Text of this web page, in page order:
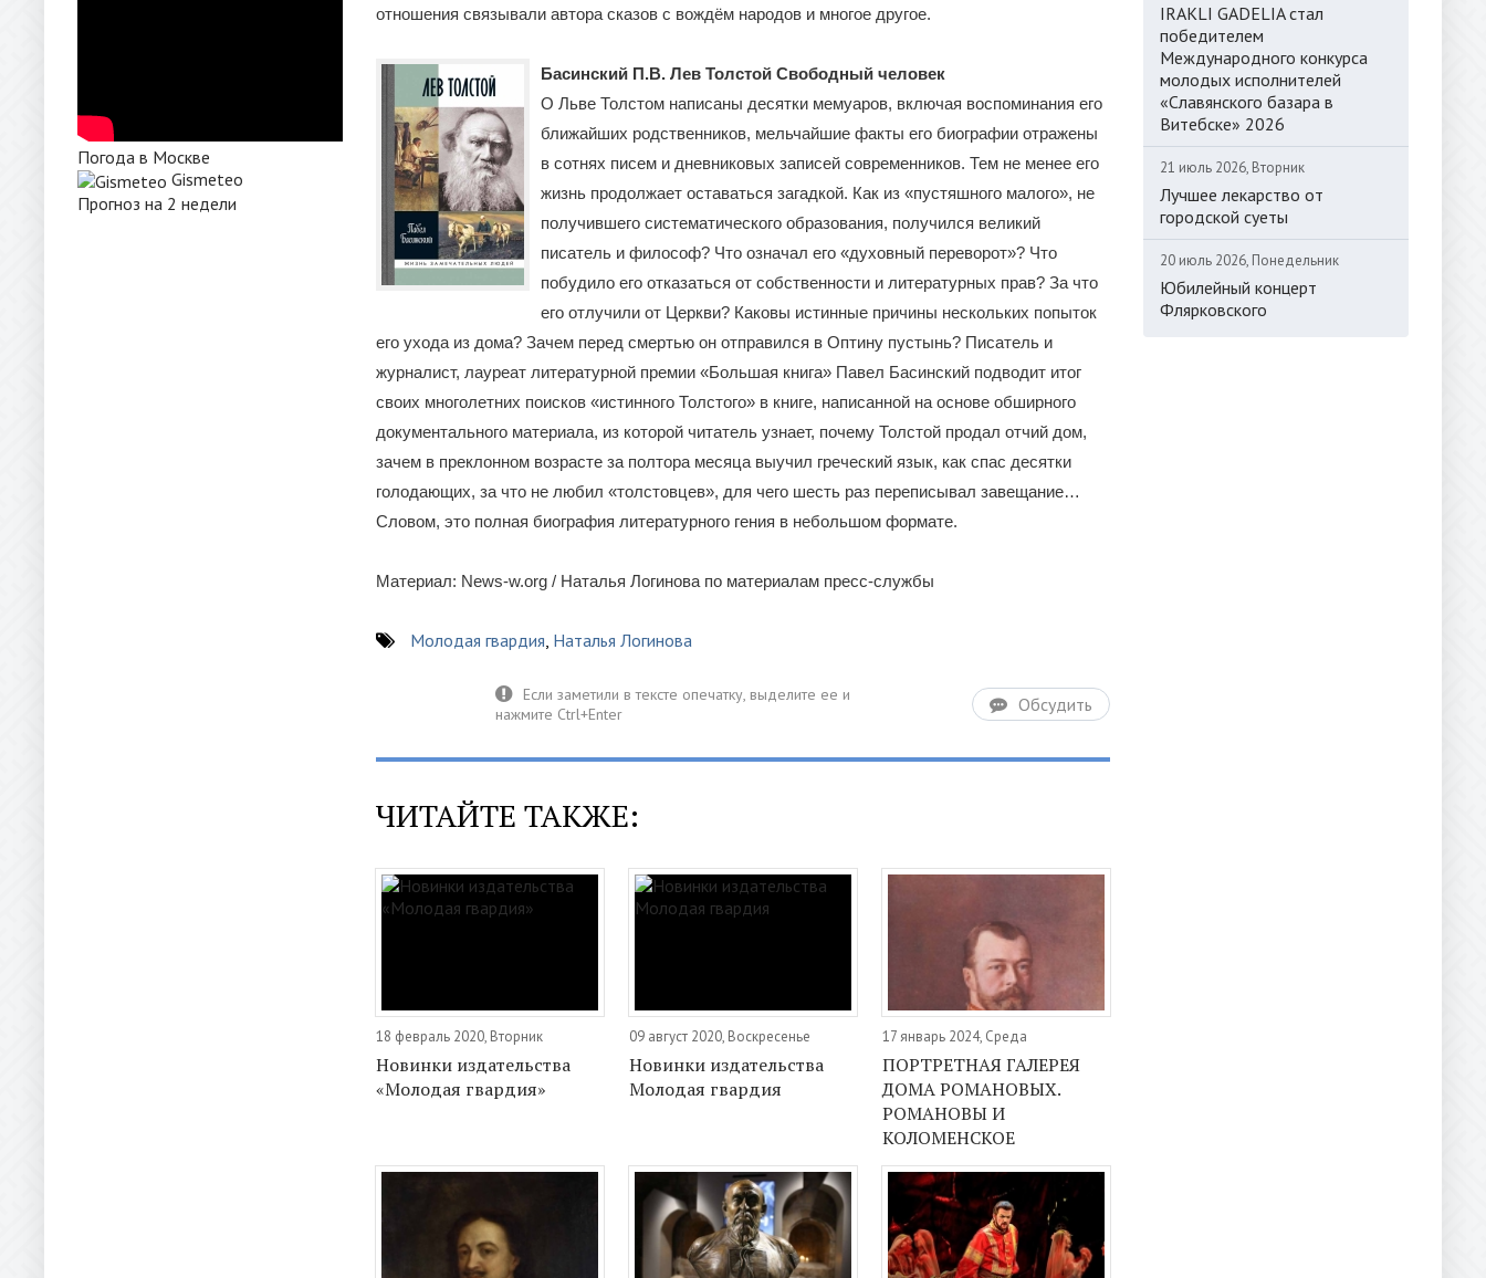
Погода в Москве
Gismeteo
Прогноз на 2 недели
отношения связывали автора сказов с вождём народов и многое другое.
Басинский П.В. Лев Толстой Свободный человек
О Льве Толстом написаны десятки мемуаров, включая воспоминания его
ближайших родственников, мельчайшие факты его биографии отражены
в сотнях писем и дневниковых записей современников. Тем не менее его
жизнь продолжает оставаться загадкой. Как из «пустяшного малого», не
получившего систематического образования, получился великий
писатель и философ? Что означал его «духовный переворот»? Что
побудило его отказаться от собственности и литературных прав? За что
его отлучили от Церкви? Каковы истинные причины нескольких попыток
его ухода из дома? Зачем перед смертью он отправился в Оптину пустынь? Писатель и
журналист, лауреат литературной премии «Большая книга» Павел Басинский подводит итог
своих многолетних поисков «истинного Толстого» в книге, написанной на основе обширного
документального материала, из которой читатель узнает, почему Толстой продал отчий дом,
зачем в преклонном возрасте за полтора месяца выучил греческий язык, как спас десятки
голодающих, за что не любил «толстовцев», для чего шесть раз переписывал завещание…
Словом, это полная биография литературного гения в небольшом формате.
Материал: News-w.org / Наталья Логинова по материалам пресс-службы
Молодая гвардия, Наталья Логинова
Обсудить
ЧИТАЙТЕ ТАКЖЕ:
18 февраль 2020, Вторник
Новинки издательства
«Молодая гвардия»
09 август 2020, Воскресенье
Новинки издательства
Молодая гвардия
17 январь 2024, Среда
ПОРТРЕТНАЯ ГАЛЕРЕЯ
ДОМА РОМАНОВЫХ.
РОМАНОВЫ И
КОЛОМЕНСКОЕ
IRAKLI GADELIA стал
победителем
Международного конкурса
молодых исполнителей
«Славянского базара в
Витебске» 2026
21 июль 2026, Вторник
Лучшее лекарство от
городской суеты
20 июль 2026, Понедельник
Юбилейный концерт
Флярковского